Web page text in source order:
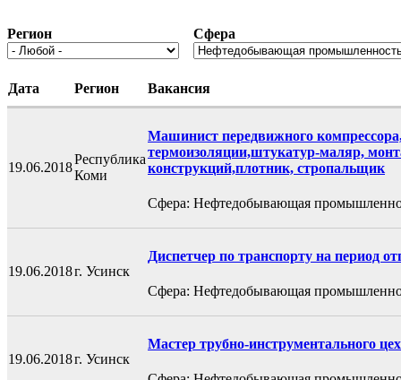
Регион Сфера
Дата Регион Вакансия
19.06.2018
Республика
Коми
Машинист передвижного
термоизоляции,штукатур-маляр,
конструкций,плотник, стропальщик
Сфера: Нефтедобывающая
19.06.2018г. Усинск
Диспетчер по транспорту на период
Сфера: Нефтедобывающая
19.06.2018г. Усинск
Мастер трубно-инструментального